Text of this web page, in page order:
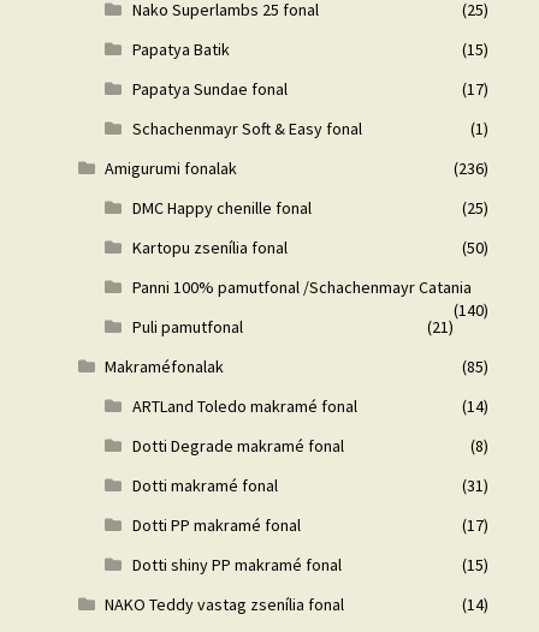
Nako Superlambs 25 fonal
(25)
Papatya Batik
(15)
Papatya Sundae fonal
(17)
Schachenmayr Soft & Easy fonal
(1)
Amigurumi fonalak
(236)
DMC Happy chenille fonal
(25)
Kartopu zsenília fonal
(50)
Panni 100% pamutfonal /Schachenmayr Catania
(140)
Puli pamutfonal
(21)
Makraméfonalak
(85)
ARTLand Toledo makramé fonal
(14)
Dotti Degrade makramé fonal
(8)
Dotti makramé fonal
(31)
Dotti PP makramé fonal
(17)
Dotti shiny PP makramé fonal
(15)
NAKO Teddy vastag zsenília fonal
(14)